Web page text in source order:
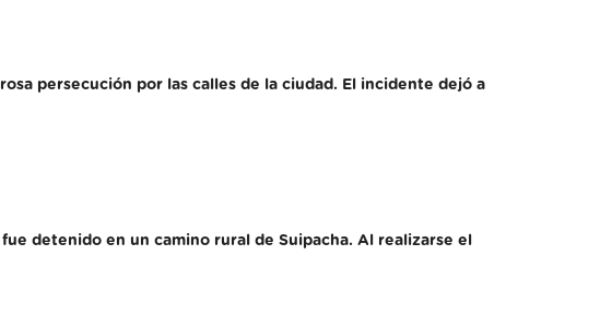
persecución por las calles de la ciudad. El incidente dejó a
detenido en un camino rural de Suipacha. Al realizarse el